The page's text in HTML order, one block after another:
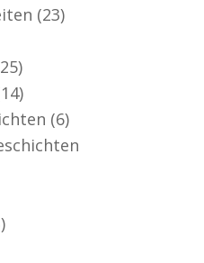
(23)
(6)